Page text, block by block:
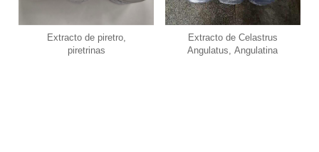
Extracto de piretro,
piretrinas
Extracto de Celastrus
Angulatus, Angulatina